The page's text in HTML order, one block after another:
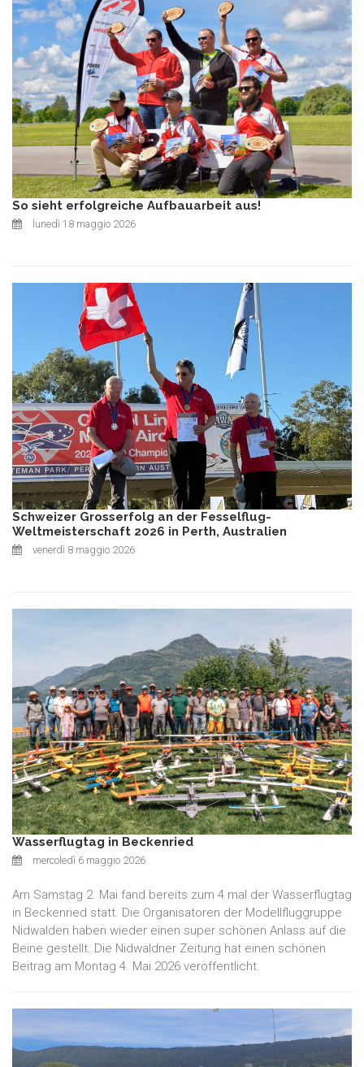
So sieht erfolgreiche Aufbauarbeit aus!
lunedì 18 maggio 2026
Schweizer Grosserfolg an der Fesselflug-
Weltmeisterschaft 2026 in Perth, Australien
venerdì 8 maggio 2026
Wasserflugtag in Beckenried
mercoledì 6 maggio 2026
Am Samstag 2. Mai fand bereits zum 4 mal der Wasserflugtag
in Beckenried statt. Die Organisatoren der Modellfluggruppe
Nidwalden haben wieder einen super schönen Anlass auf die
Beine gestellt. Die Nidwaldner Zeitung hat einen schönen
Beitrag am Montag 4. Mai 2026 veröffentlicht.